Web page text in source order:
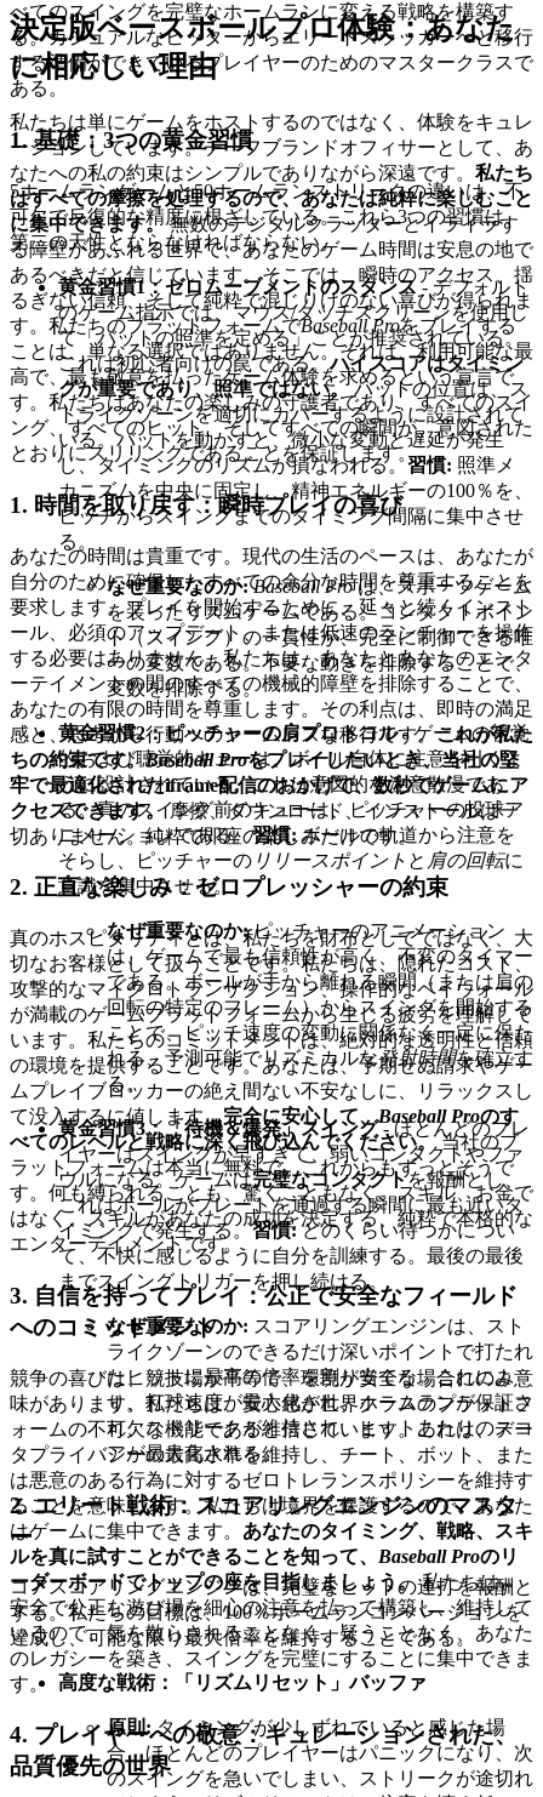
べてのスイングを完璧なホームランに変える戦略を構築す
る。カジュアルなヒッターからエリートスラッガーへと移行
する準備ができているプレイヤーのためのマスタークラスで
ある。
1. 基礎：3つの黄金習慣
5ホームランゲームと50ホームランストリークの違いは、不
可欠で反復的な精度に根ざしている。これら3つの習慣は、
第二の天性とならなければならない。
黄金習慣1：ゼロムーブメントのスタンス- デフォルト
のゲーム指示では、マウス/タッチスクリーンを使用し
て「バットの照準を定める」ことが推奨されている。
これは初心者向けの罠である。ハイスコアはタイミン
グが重要であり、照準ではない。バットの位置は、ス
トライクゾーンを適切にカバーするように設計されて
いる。バットを動かすと、微小な変動と遅延が発生
し、タイミングのリズムが損なわれる。習慣: 照準メ
カニズムを中央に固定し、精神エネルギーの100％を、
ピッチからスイングまでのタイミング間隔に集中させ
る。
なぜ重要なのか: Baseball Proは、スポーツゲーム
を装ったリズムゲームである。コンタクトポイン
ト（スイング）の一貫性が、完全に制御できる唯
一の変数である。不要な動きを排除することで、
変数を排除する。
黄金習慣2：ピッチャーの肩プロトコル- ゲームの視覚
的および聴覚的キューは、ボール自体に注意を引くよ
うに設計されている。これは意図的な注意散漫であ
る。真のスイング前のキューは、ピッチャーの投球ア
ニメーションである。習慣: ボールの軌道から注意を
そらし、ピッチャーの リリースポイント と 肩の回転に
意識を集中させる。
なぜ重要なのか:ピッチャーのアニメーション
は、ゲームで最も信頼性が高く、不変のタイマー
である。ボールが手から離れる瞬間（または肩の
回転の特定のフレーム）からスイングを開始する
ことで、ピッチ速度の変動に関係なく一定に保た
れる、予測可能でリズミカルな発射時間を確立す
る。
黄金習慣3：「待機＆爆発」スイング- ほとんどのプレ
イヤーはスイングが早すぎて、弱いコンタクトやファ
ウルになる。ゲームは完璧なコンタクトを報酬とし、
これはボールがプレートを通過する瞬間に最も近いタ
イミングで発生する。習慣: どのくらい待つかについ
て、不快に感じるように自分を訓練する。最後の最後
までスイングトリガーを押し続ける。
なぜ重要なのか: スコアリングエンジンは、スト
ライクゾーンのできるだけ深いポイントで打たれ
たヒットに最高の倍率を割り当てる。これによ
り、打球速度が最大化され、ホームランが保証さ
れ、ストリークが維持され、ヒットあたりのスコ
アが最大化される。
2. エリート戦術：スコアリングエンジンのマスタ
ー
コアスコアリングエンジンは、完璧なヒットの連打を報酬と
する。私たちの目標は、100％ホームランコンバージョンを
達成し、可能な限り最大倍率を維持することである。
高度な戦術：「リズムリセット」バッファ
原則:タイミングが少しずれていると感じた場
合、ほとんどのプレイヤーはパニックになり、次
のスイングを急いでしまい、ストリークが途切れ
決定版ベースボールプロ体験：あなた
に相応しい理由
私たちは単にゲームをホストするのではなく、体験をキュレ
ーションしています。チーフブランドオフィサーとして、あ
なたへの私の約束はシンプルでありながら深遠です。 私たち
はすべての摩擦を処理するので、あなたは純粋に楽しむこと
に集中できます。無数のデジタルクラッターとイライラす
る障壁があふれる世界で、あなたのゲーム時間は安息の地で
あるべきだと信じています。そこでは、瞬時のアクセス、揺
るぎない信頼、そして純粋で混じりけのない喜びが得られま
す。私たちのプラットフォームでBaseball Proをプレイする
ことは、単なる選択ではありません。それは、利用可能な最
高で、最も敬意を払ったゲーム体験を求めるという宣言で
す。私たちはあなたの楽しみの守護者であり、すべてのスイ
ング、すべてのヒット、そしてすべての瞬間が、意図された
とおりにスリリングであることを保証します。
1. 時間を取り戻す：瞬時プレイの喜び
あなたの時間は貴重です。現代の生活のペースは、あなたが
自分のために確保したすべての余分な時間を尊重することを
要求します。プレイを開始するために、延々と続くインスト
ール、必須のアップデート、または低速のランチャーを操作
する必要はありません。私たちは、あなたとあなたのエンタ
ーテイメントの間のすべての機械的障壁を排除することで、
あなたの有限の時間を尊重します。その利点は、即時の満足
感と、思考から行動へのシームレスな移行です。これが私た
ちの約束です。Baseball Proをプレイしたいとき、当社の堅
牢で最適化されたiframe配信のおかげで、数秒でゲームにア
クセスできます。摩擦、ダウンロード、インストールは一
切ありません。純粋で即座の楽しみだけです。
2. 正直な楽しみ：ゼロプレッシャーの約束
真のホスピタリティとは、私たちを財布としてではなく、大
切なお客様として扱うことです。私たちは、隠れたコスト、
攻撃的なマイクロトランザクション、操作的なペイウォール
が満載のゲームプラットフォームから生じる疲労を理解して
います。私たちのコミットメントは、絶対的な透明性と信頼
の環境を提供することです。あなたは、予期せぬ請求やゲー
ムプレイブロッカーの絶え間ない不安なしに、リラックスし
て没入するに値します。完全に安心して、Baseball Proのす
べてのレベルと戦略に深く飛び込んでください。当社のプ
ラットフォームは本当に無料で、これからもずっとそうで
す。何も縛られることも、驚くこともなく、スキル、お金で
はなく、スキルがあなたの成功を決定する、純粋で本格的な
エンターテイメントです。
3. 自信を持ってプレイ：公正で安全なフィールド
へのコミットメント
競争の喜びは、競技場が平等で、環境が安全な場合にのみ意
味があります。私たちは、安心感が世界クラスのプラットフ
ォームの不可欠な機能であると信じています。これは、デー
タプライバシーの最高水準を維持し、チート、ボット、また
は悪意のある行為に対するゼロトレランスポリシーを維持す
ることを意味します。私たちは境界を保護するので、あなた
はゲームに集中できます。 あなたのタイミング、戦略、スキ
ルを真に試すことができることを知って、 Baseball Proのリ
ーダーボードでトップの座を目指しましょう。私たちは、
安全で公正な遊び場を細心の注意を払って構築し、維持して
いるので、気を散らされることなく、疑うことなく、あなた
のレガシーを築き、スイングを完璧にすることに集中できま
す。
4. プレイヤーへの敬意：キュレーションされた、
品質優先の世界